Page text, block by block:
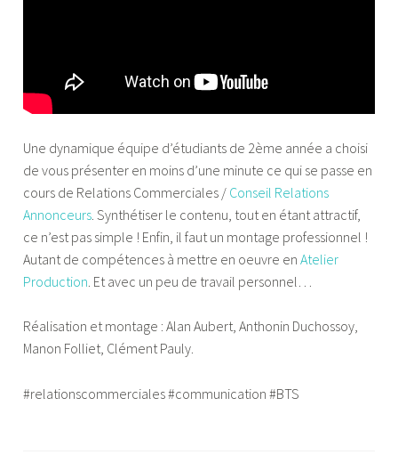
Une dynamique équipe d’étudiants de 2ème année a choisi
de vous présenter en moins d’une minute ce qui se passe en
cours de Relations Commerciales / Conseil Relations
Annonceurs . Synthétiser le contenu, tout en étant attractif,
ce n’est pas simple ! Enfin, il faut un montage professionnel !
Autant de compétences à mettre en oeuvre enAtelier
Production . Et avec un peu de travail personnel…
Réalisation et montage : Alan Aubert, Anthonin Duchossoy,
Manon Folliet, Clément Pauly.
#relationscommerciales #communication #BTS